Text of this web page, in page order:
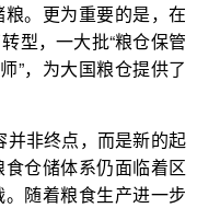
。更为重要的是，在
型，一大批“粮仓保管
”，为大国粮仓提供了
并非终点，而是新的起
仓储体系仍面临着区
随着粮食生产进一步